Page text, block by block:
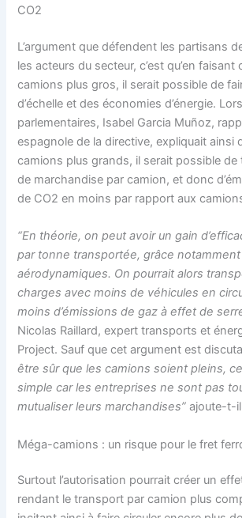
CO2
L’argument que défendent les partisans
les acteurs du secteur, c’est qu’en faisant
camions plus gros, il serait possible de
d’échelle et des économies d’énergie.
parlementaires, Isabel Garcia Muñoz,
espagnole de la directive, expliquait ainsi
camions plus grands, il serait possible de
de marchandise par camion, et donc
de CO2 en moins par rapport aux
“En théorie, on peut avoir un gain
par tonne transportée, grâce
aérodynamiques. On pourrait alors
charges avec moins de véhicules en
moins d’émissions de gaz à effet de
Nicolas Raillard, expert transports et
Project. Sauf que cet argument est
être sûr que les camions soient pleins,
simple car les entreprises ne sont pas
mutualiser leurs marchandises”ajoute-t-
Méga-camions : un risque pour le fret
Surtout l’autorisation pourrait créer un
rendant le transport par camion plus